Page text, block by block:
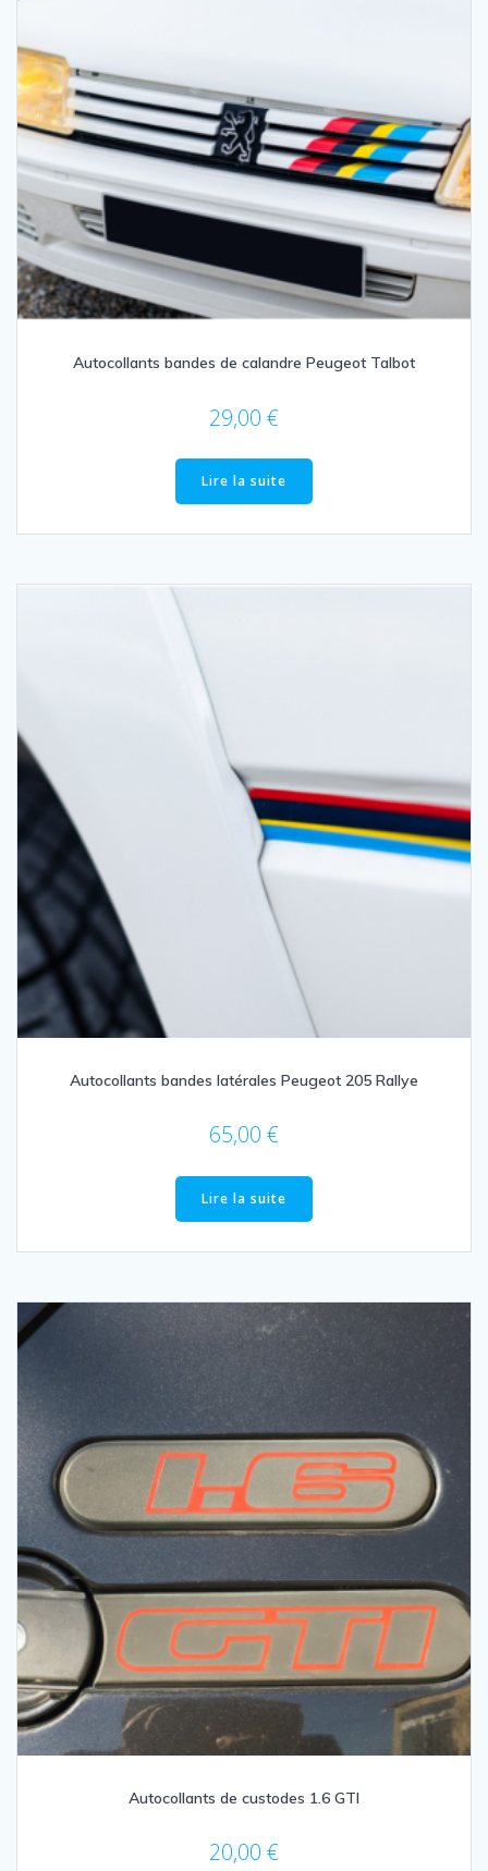
Autocollants bandes de calandre Peugeot Talbot
29,00 €
Lire la suite
Autocollants bandes latérales Peugeot 205 Rallye
65,00 €
Lire la suite
Autocollants de custodes 1.6 GTI
20,00 €